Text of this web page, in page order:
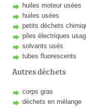
huiles moteur usées
huiles usées
petits déchets
piles électriques
solvants usés
tubes fluorescents
Autres déchets
corps gras
déchets en mélange